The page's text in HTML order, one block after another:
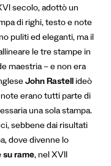
secolo, adottò un
di righi, testo e note
puliti ed eleganti, ma il
le tre stampe in
maestria – e non era
John Rastellideò
erano tutti parte di
una sola stampa.
sebbene dai risultati
dove divenne lo
su rame, nel XVII